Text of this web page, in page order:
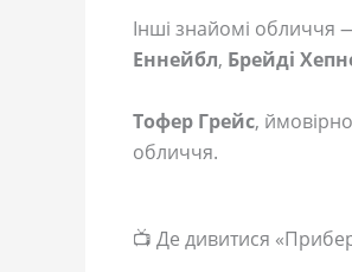
Інші знайомі обличчя
Еннейбл, Брейді
Тофер Грейс,
обличчя.
📺 Де дивитися